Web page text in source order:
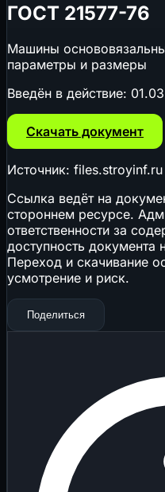
ГОСТ 21577-76
Машины
параметры и размеры
Введён в действие:
Скачать документ
Источник: files.stroyinf.ru
Ссылка ведёт на
стороннем ресурсе.
ответственности за
доступность документа
Переход и скачивание
усмотрение и риск.
Поделиться